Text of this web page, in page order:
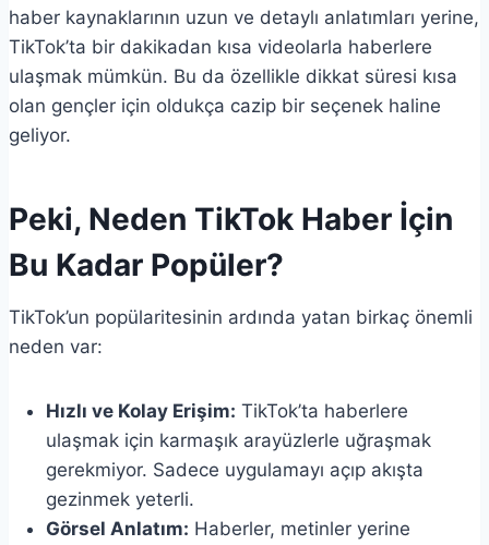
haber kaynaklarının uzun ve detaylı anlatımları yerine,
TikTok’ta bir dakikadan kısa videolarla haberlere
ulaşmak mümkün. Bu da özellikle dikkat süresi kısa
olan gençler için oldukça cazip bir seçenek haline
geliyor.
Peki, Neden TikTok Haber İçin
Bu Kadar Popüler?
TikTok’un popülaritesinin ardında yatan birkaç önemli
neden var:
Hızlı ve Kolay Erişim: TikTok’ta haberlere
ulaşmak için karmaşık arayüzlerle uğraşmak
gerekmiyor. Sadece uygulamayı açıp akışta
gezinmek yeterli.
Görsel Anlatım: Haberler, metinler yerine